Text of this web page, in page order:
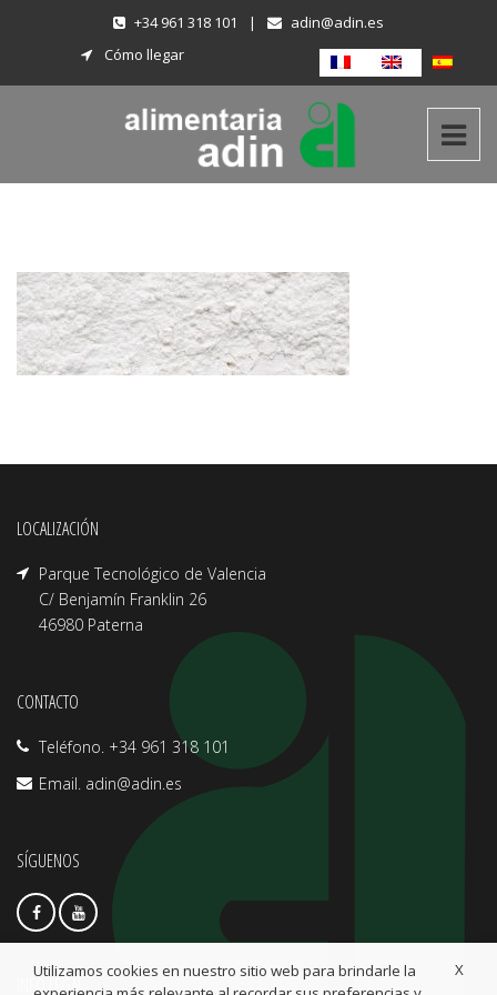
+34 961 318 101 |
adin@adin.es
Cómo llegar
LOCALIZACIÓN
Parque Tecnológico de Valencia
C/ Benjamín Franklin 26
46980 Paterna
CONTACTO
Teléfono. +34 961 318 101
Email. adin@adin.es
SÍGUENOS
INFO LEGAL
X
Utilizamos cookies en nuestro sitio web para brindarle la